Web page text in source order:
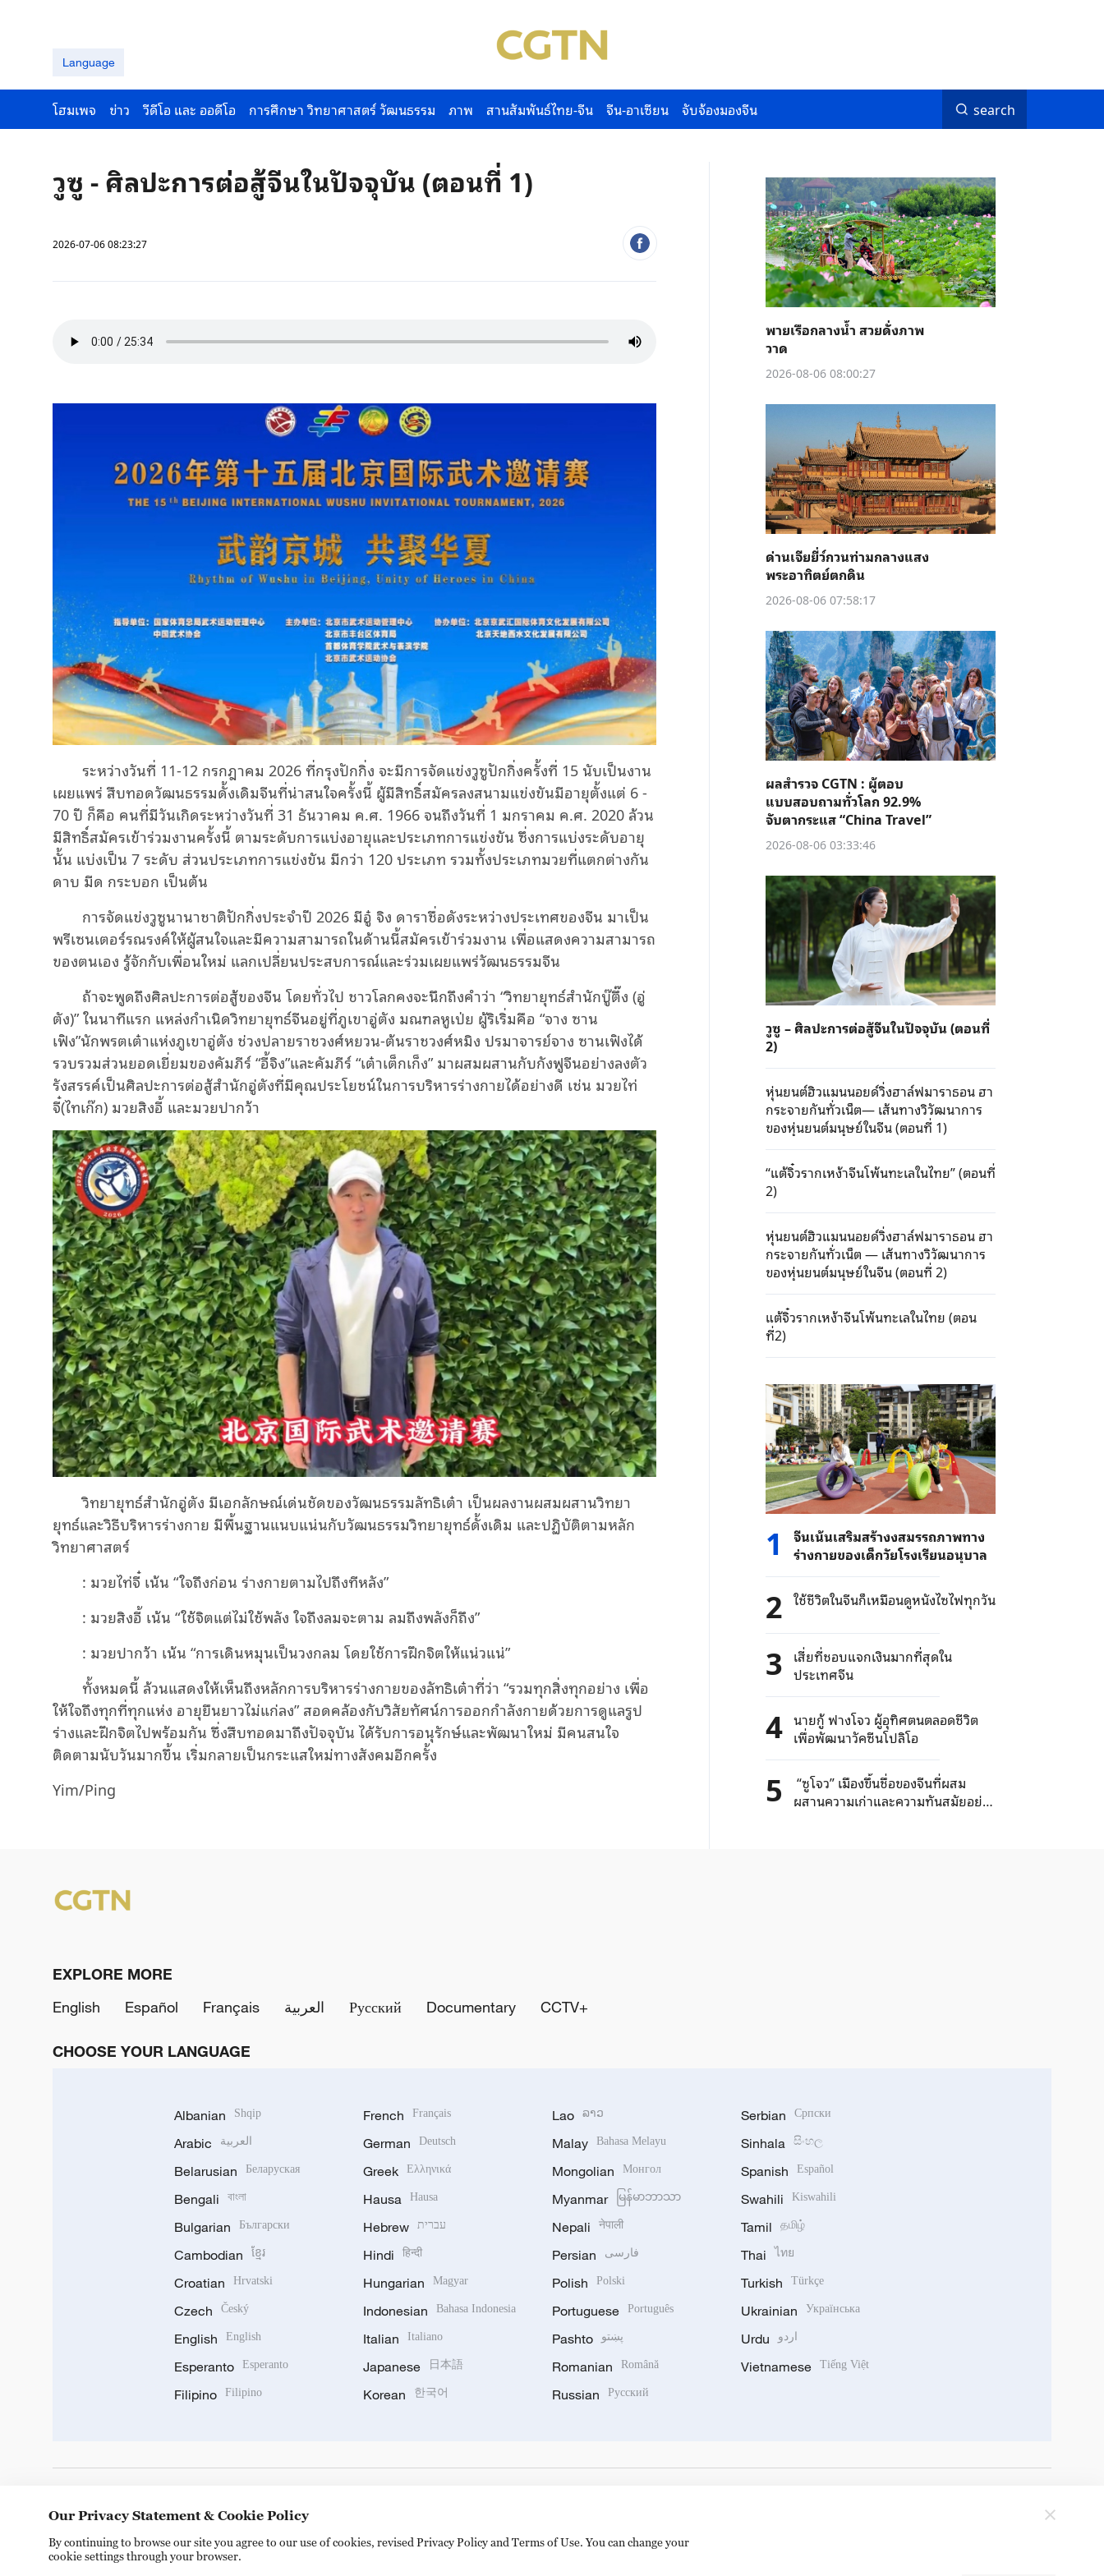
Language
โฮมเพจ ข่าว วีดีโอ และ ออดีโอ การศึกษา วิทยาศาสตร์ วัฒนธรรม ภาพ สานสัมพันธ์ไทย-จีน จีน-อาเซียน จับจ้องมองจีน search
วูซู - ศิลปะการต่อสู้จีนในปัจจุบัน (ตอนที่ 1)
2026-07-06 08:23:27
ระหว่างวันที่ 11-12 กรกฎาคม 2026 ที่กรุงปักกิ่ง จะมีการจัดแข่งวูซูปักกิ่งครั้งที่ 15 นับเป็นงาน
เผยแพร่ สืบทอดวัฒนธรรมดั้งเดิมจีนที่น่าสนใจครั้งนี้ ผู้มีสิทธิ์สมัครลงสนามแข่งขันมีอายุตั้งแต่ 6 -
70 ปี ก็คือ คนที่มีวันเกิดระหว่างวันที่ 31 ธันวาคม ค.ศ. 1966 จนถึงวันที่ 1 มกราคม ค.ศ. 2020 ล้วน
มีสิทธิ์สมัครเข้าร่วมงานครั้งนี้ ตามระดับการแบ่งอายุและประเภทการแข่งขัน ซึ่งการแบ่งระดับอายุ
นั้น แบ่งเป็น 7 ระดับ ส่วนประเภทการแข่งขัน มีกว่า 120 ประเภท รวมทั้งประเภทมวยที่แตกต่างกัน
ดาบ มีด กระบอก เป็นต้น
การจัดแข่งวูซูนานาชาติปักกิ่งประจำปี 2026 มีอู๋ จิง ดาราชื่อดังระหว่างประเทศของจีน มาเป็น
พรีเซนเตอร์รณรงค์ให้ผู้สนใจและมีความสามารถในด้านนี้สมัครเข้าร่วมงาน เพื่อแสดงความสามารถ
ของตนเอง รู้จักกับเพื่อนใหม่ แลกเปลี่ยนประสบการณ์และร่วมเผยแพร่วัฒนธรรมจีน
ถ้าจะพูดถึงศิลปะการต่อสู้ของจีน โดยทั่วไป ชาวโลกคงจะนึกถึงคำว่า “วิทยายุทธ์สำนักบู๊ตึ๊ง (อู่
ตัง)” ในนาทีแรก แหล่งกำเนิดวิทยายุทธ์จีนอยู่ที่ภูเขาอู่ตัง มณฑลหูเป่ย ผู้ริเริ่มคือ “จาง ซาน
เฟิง”นักพรตเต๋าแห่งภูเขาอู่ตัง ช่วงปลายราชวงศ์หยวน-ต้นราชวงศ์หมิง ปรมาจารย์จาง ซานเฟิงได้
รวบรวมส่วนยอดเยี่ยมของคัมภีร์ “อี้จิง”และคัมภีร์ “เต๋าเต็กเก็ง” มาผสมผสานกับกังฟูจีนอย่างลงตัว
รังสรรค์เป็นศิลปะการต่อสู้สำนักอู่ตังที่มีคุณประโยชน์ในการบริหารร่างกายได้อย่างดี เช่น มวยไท่
จี๋(ไทเก๊ก) มวยสิงอี้ และมวยปากว้า
วิทยายุทธ์สำนักอู่ตัง มีเอกลักษณ์เด่นชัดของวัฒนธรรมลัทธิเต๋า เป็นผลงานผสมผสานวิทยา
ยุทธ์และวิธีบริหารร่างกาย มีพื้นฐานแนบแน่นกับวัฒนธรรมวิทยายุทธ์ดั้งเดิม และปฏิบัติตามหลัก
วิทยาศาสตร์
: มวยไท่จี๋ เน้น “ใจถึงก่อน ร่างกายตามไปถึงทีหลัง”
: มวยสิงอี้ เน้น “ใช้จิตแต่ไม่ใช้พลัง ใจถึงลมจะตาม ลมถึงพลังก็ถึง”
: มวยปากว้า เน้น “การเดินหมุนเป็นวงกลม โดยใช้การฝึกจิตให้แน่วแน่”
ทั้งหมดนี้ ล้วนแสดงให้เห็นถึงหลักการบริหารร่างกายของลัทธิเต๋าที่ว่า “รวมทุกสิ่งทุกอย่าง เพื่อ
ให้ใจถึงทุกที่ทุกแห่ง อายุยืนยาวไม่แก่ลง” สอดคล้องกับวิสัยทัศน์การออกกำลังกายด้วยการดูแลรูป
ร่างและฝึกจิตไปพร้อมกัน ซึ่งสืบทอดมาถึงปัจจุบัน ได้รับการอนุรักษ์และพัฒนาใหม่ มีคนสนใจ
ติดตามนับวันมากขึ้น เริ่มกลายเป็นกระแสใหม่ทางสังคมอีกครั้ง
Yim/Ping
พายเรือกลางน้ำ สวยดั่งภาพ
วาด
2026-08-06 08:00:27
ด่านเจียยี่ว์กวนท่ามกลางแสง
พระอาทิตย์ตกดิน
2026-08-06 07:58:17
ผลสำรวจ CGTN : ผู้ตอบ
แบบสอบถามทั่วโลก 92.9%
จับตากระแส “China Travel”
2026-08-06 03:33:46
วูซู – ศิลปะการต่อสู้จีนในปัจจุบัน (ตอนที่
2)
หุ่นยนต์ฮิวแมนนอยด์วิ่งฮาล์ฟมาราธอน ฮา
กระจายกันทั่วเน็ต— เส้นทางวิวัฒนาการ
ของหุ่นยนต์มนุษย์ในจีน (ตอนที่ 1)
“แต้จิ๋วรากเหง้าจีนโพ้นทะเลในไทย” (ตอนที่
2)
หุ่นยนต์ฮิวแมนนอยด์วิ่งฮาล์ฟมาราธอน ฮา
กระจายกันทั่วเน็ต — เส้นทางวิวัฒนาการ
ของหุ่นยนต์มนุษย์ในจีน (ตอนที่ 2)
แต้จิ๋วรากเหง้าจีนโพ้นทะเลในไทย (ตอน
ที่2)
1
จีนเน้นเสริมสร้างงสมรรถภาพทาง
ร่างกายของเด็กวัยโรงเรียนอนุบาล
2 ใช้ชีวิตในจีนก็เหมือนดูหนังไซไฟทุกวัน
3 เสี่ยที่ชอบแจกเงินมากที่สุดใน
ประเทศจีน
4 นายกู้ ฟางโจว ผู้อุทิศตนตลอดชีวิต
เพื่อพัฒนาวัคซีนโปลิโอ
5
“ซูโจว” เมืองขึ้นชื่อของจีนที่ผสม
ผสานความเก่าและความทันสมัยอย่าง
EXPLORE MORE
English
Español Français العربية Русский Documentary CCTV+
CHOOSE YOUR LANGUAGE
Albanian Shqip
Arabic العربية
Belarusian Беларуская
Bengali বাংলা
Bulgarian Български
Cambodian ខ្មែរ
Croatian Hrvatski
Czech Český
English English
Esperanto Esperanto
Filipino Filipino
French Français
German Deutsch
Greek Ελληνικά
Hausa Hausa
Hebrew עברית
Hindi हिन्दी
Hungarian Magyar
Indonesian Bahasa Indonesia
Italian Italiano
Japanese 日本語
Korean 한국어
Lao ລາວ
Malay Bahasa Melayu
Mongolian Монгол
Myanmar မြန်မာဘာသာ
Nepali नेपाली
Persian فارسی
Polish Polski
Portuguese Português
Pashto پښتو
Romanian Română
Russian Русский
Serbian Српски
Sinhala සිංහල
Spanish Español
Swahili Kiswahili
Tamil தமிழ்
Thai ไทย
Turkish Türkçe
Ukrainian Українська
Urdu اردو
Vietnamese Tiếng Việt
Our Privacy Statement & Cookie Policy
By continuing to browse our site you agree to our use of cookies, revised Privacy Policy and Terms of Use. You can change your
cookie settings through your browser.